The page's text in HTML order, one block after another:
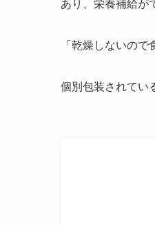
あり、栄養補給が
「乾燥しないの
個別包装されてい